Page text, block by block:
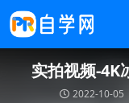
实拍视频-4K
2022-10-05